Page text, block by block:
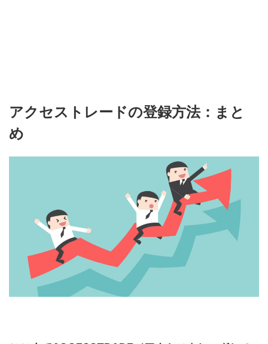
アクセストレードの登録方法：まと
め